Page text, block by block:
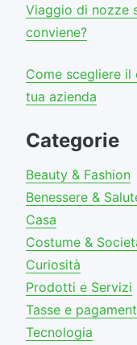
Viaggio di nozze
conviene?
Come scegliere
tua azienda
Categorie
Beauty & Fashion
Benessere &
Casa
Costume &
Curiosità
Prodotti e Servizi
Tasse e
Tecnologia